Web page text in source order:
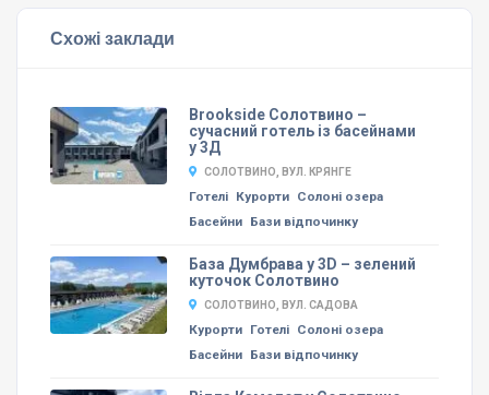
Схожі заклади
Brookside Солотвино –
сучасний готель із басейнами
у 3Д
СОЛОТВИНО, ВУЛ. КРЯНГЕ
Готелі Курорти Солоні озера
Басейни Бази відпочинку
База Думбрава у 3D – зелений
куточок Солотвино
СОЛОТВИНО, ВУЛ. САДОВА
Курорти Готелі Солоні озера
Басейни Бази відпочинку